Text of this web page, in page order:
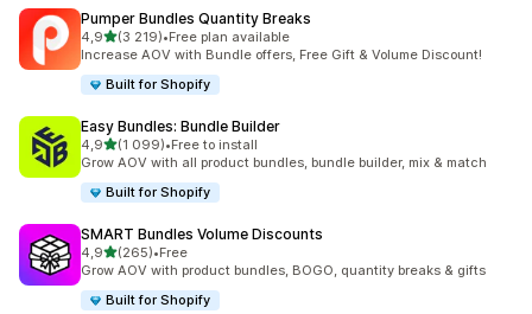
Pumper Bundles Quantity Breaks
4,9av 5 stjerner
(3 219)
Totalt 3219 omtaler
•Free plan available
Increase AOV with Bundle offers, Free Gift & Volume Discount!
Built for Shopify
Easy Bundles: Bundle Builder
4,9av 5 stjerner
(1 099)
Totalt 1099 omtaler
•Free to install
Grow AOV with all product bundles, bundle builder, mix & match
Built for Shopify
SMART Bundles Volume Discounts
4,9av 5 stjerner
(265)
Totalt 265 omtaler
•Free
Grow AOV with product bundles, BOGO, quantity breaks & gifts
Built for Shopify